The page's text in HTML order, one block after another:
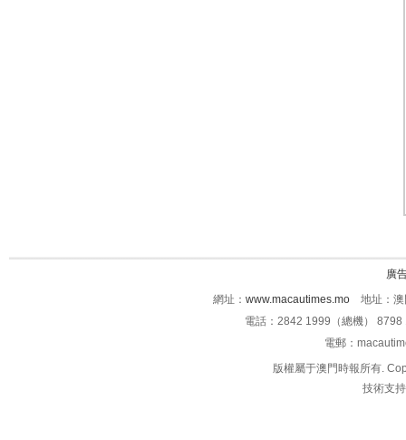
廣
網址： www.macautimes.mo 地址：澳
電話：2842 1999（總機）
電郵：
版權屬于澳門時報所有.
技術支